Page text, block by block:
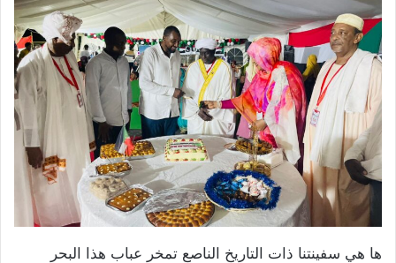
ها هي سفينتنا ذات التاريخ الناصع تمخر عباب هذا البحر